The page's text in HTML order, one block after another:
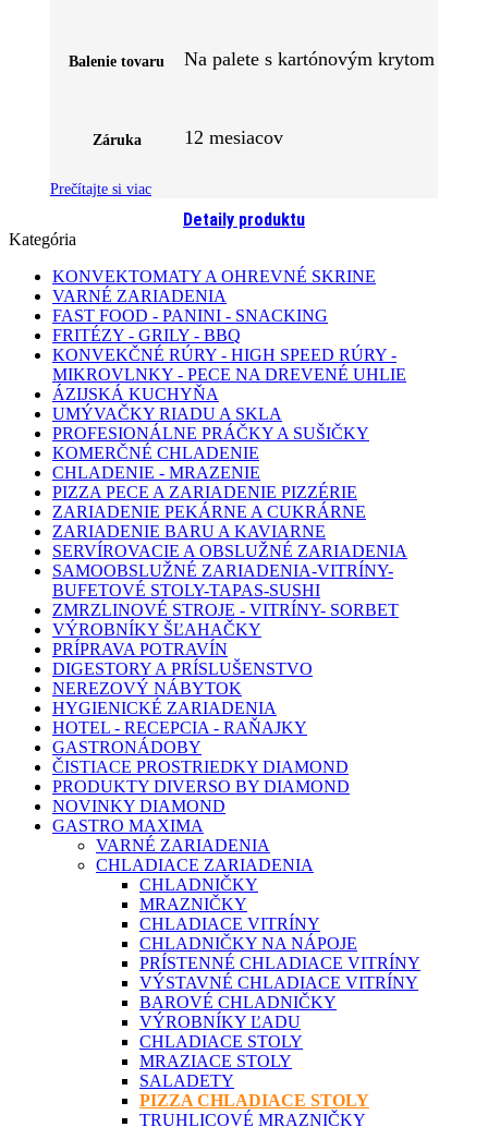
Detaily produktu
Balenie tovaru Na palete s kartónovým krytom
Záruka 12 mesiacov
Prečítajte si viac
Kategória
KONVEKTOMATY A OHREVNÉ SKRINE
VARNÉ ZARIADENIA
FAST FOOD - PANINI - SNACKING
FRITÉZY - GRILY - BBQ
KONVEKČNÉ RÚRY - HIGH SPEED RÚRY -
MIKROVLNKY - PECE NA DREVENÉ UHLIE
ÁZIJSKÁ KUCHYŇA
UMÝVAČKY RIADU A SKLA
PROFESIONÁLNE PRÁČKY A SUŠIČKY
KOMERČNÉ CHLADENIE
CHLADENIE - MRAZENIE
PIZZA PECE A ZARIADENIE PIZZÉRIE
ZARIADENIE PEKÁRNE A CUKRÁRNE
ZARIADENIE BARU A KAVIARNE
SERVÍROVACIE A OBSLUŽNÉ ZARIADENIA
SAMOOBSLUŽNÉ ZARIADENIA-VITRÍNY-
BUFETOVÉ STOLY-TAPAS-SUSHI
ZMRZLINOVÉ STROJE - VITRÍNY- SORBET
VÝROBNÍKY ŠĽAHAČKY
PRÍPRAVA POTRAVÍN
DIGESTORY A PRÍSLUŠENSTVO
NEREZOVÝ NÁBYTOK
HYGIENICKÉ ZARIADENIA
HOTEL - RECEPCIA - RAŇAJKY
GASTRONÁDOBY
ČISTIACE PROSTRIEDKY DIAMOND
PRODUKTY DIVERSO BY DIAMOND
NOVINKY DIAMOND
GASTRO MAXIMA
VARNÉ ZARIADENIA
CHLADIACE ZARIADENIA
CHLADNIČKY
MRAZNIČKY
CHLADIACE VITRÍNY
CHLADNIČKY NA NÁPOJE
PRÍSTENNÉ CHLADIACE VITRÍNY
VÝSTAVNÉ CHLADIACE VITRÍNY
BAROVÉ CHLADNIČKY
VÝROBNÍKY ĽADU
CHLADIACE STOLY
MRAZIACE STOLY
SALADETY
PIZZA CHLADIACE STOLY
TRUHLICOVÉ MRAZNIČKY